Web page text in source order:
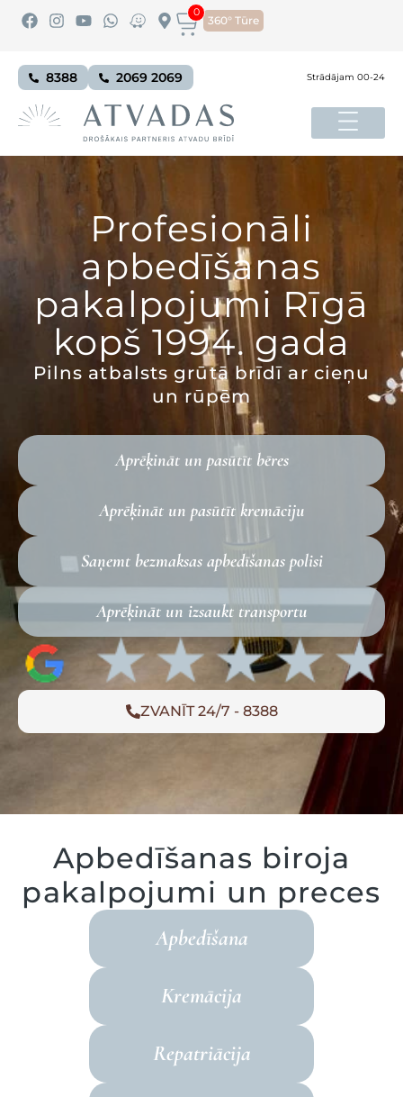
360° Tūre
0
8388 2069 2069 Strādājam 00-24
Profesionāli
apbedīšanas
pakalpojumi Rīgā
kopš 1994. gada
Pilns atbalsts grūtā brīdī ar cieņu
un rūpēm
Aprēķināt un pasūtīt bēres
Aprēķināt un pasūtīt kremāciju
Saņemt bezmaksas apbedīšanas polisi
Aprēķināt un izsaukt transportu
ZVANĪT 24/7 - 8388
Apbedīšanas biroja
pakalpojumi un preces
Apbedīšana
Kremācija
Repatriācija